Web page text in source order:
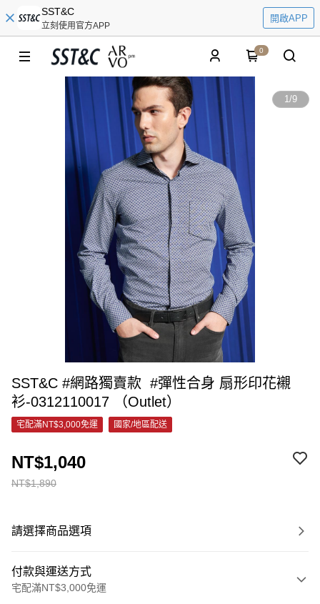
SST&C
立刻使用官方APP
開啟APP
0
1/9
SST&C #網路獨賣款 #彈性合身 扇形印花襯
衫-0312110017 （Outlet）
宅配滿NT$3,000免運 國家/地區配送
NT$1,890
NT$1,040
請選擇商品選項
付款與運送方式
宅配滿NT$3,000免運